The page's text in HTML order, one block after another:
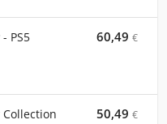
PS5 60,49 €
50,49 €